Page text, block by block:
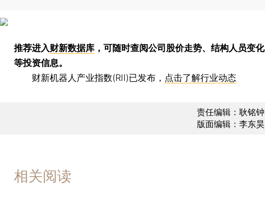
推荐进入财新数据库 ，可随时查阅公司股价走势、结构人员变化
等投资信息。
财新机器人产业指数(RII)已发布， 点击了解行业动态
责任编辑：耿铭钟
版面编辑：李东昊
相关阅读